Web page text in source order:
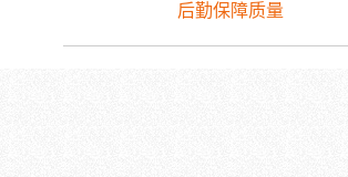
后勤保障质量